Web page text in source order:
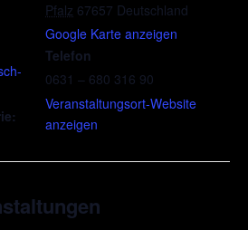
Pfalz 67657 Deutschland
Google Karte anzeigen
Telefon
0631 – 680 316 90
Veranstaltungsort-Website
anzeigen